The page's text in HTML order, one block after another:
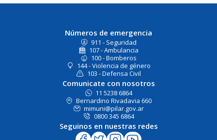
Números de emergencia
911 - Seguridad
107 - Ambulancia
100 - Bomberos
144 - Violencia de género
103 - Defensa Civil
Comunicate con nosotros
11 5238 6864
Bernardino Rivadavia 660
mimuni@pilar.gov.ar
0800 345 6864
Seguinos en nuestras redes